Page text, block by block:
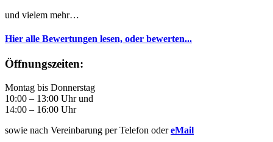
und vielem mehr…
Hier alle Bewertungen lesen, oder bewerten...
Öffnungszeiten:
Montag bis Donnerstag
10:00 – 13:00 Uhr und
14:00 – 16:00 Uhr
sowie nach Vereinbarung per Telefon odereMail